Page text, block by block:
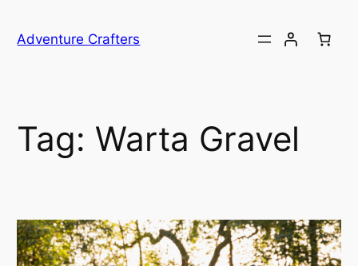
doAdventure Crafters
Tag: Warta Gravel